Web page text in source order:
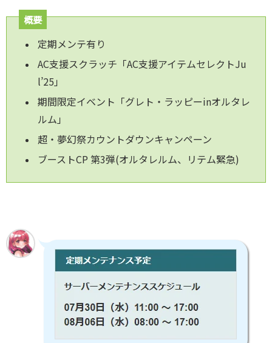
概要
定期メンテ有り
AC支援スクラッチ「AC支援アイテムセレクトJu
l’25」
期間限定イベント「グレト・ラッピーinオルタレ
ルム」
超・夢幻祭カウントダウンキャンペーン
ブーストCP 第3弾(オルタレルム、リテム緊急)